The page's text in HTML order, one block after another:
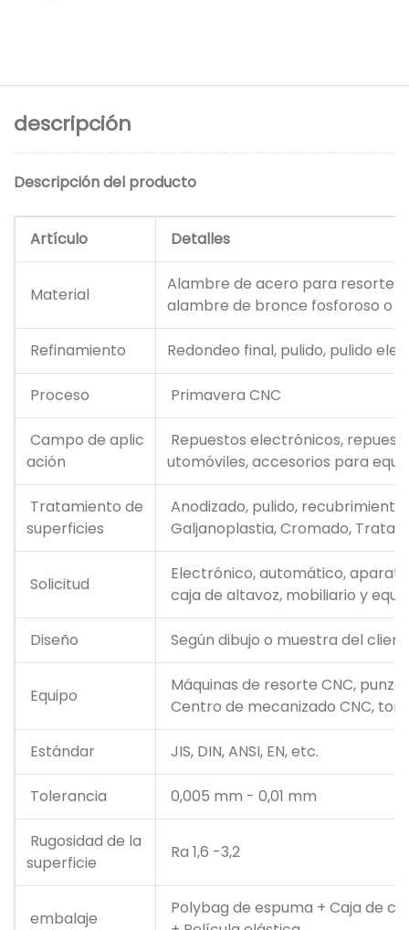
descripción
Descripción del producto
Artículo Detalles
Material
Alambre de acero para
alambre de bronce fosforoso o
Refinamiento Redondeo final, pulido, pulido
Proceso Primavera CNC
Campo de aplic
ación
Repuestos electrónicos,
utomóviles, accesorios para
Tratamiento de
superficies
Anodizado, pulido,
Galjanoplastia, Cromado,
Solicitud
Electrónico, automático,
caja de altavoz, mobiliario y
Diseño Según dibujo o muestra del
Equipo
Máquinas de resorte CNC,
Centro de mecanizado CNC,
Estándar JIS, DIN, ANSI, EN, etc.
Tolerancia 0,005 mm - 0,01 mm
Rugosidad de la
superficie
Ra 1,6 -3,2
embalaje
Polybag de espuma + Caja de